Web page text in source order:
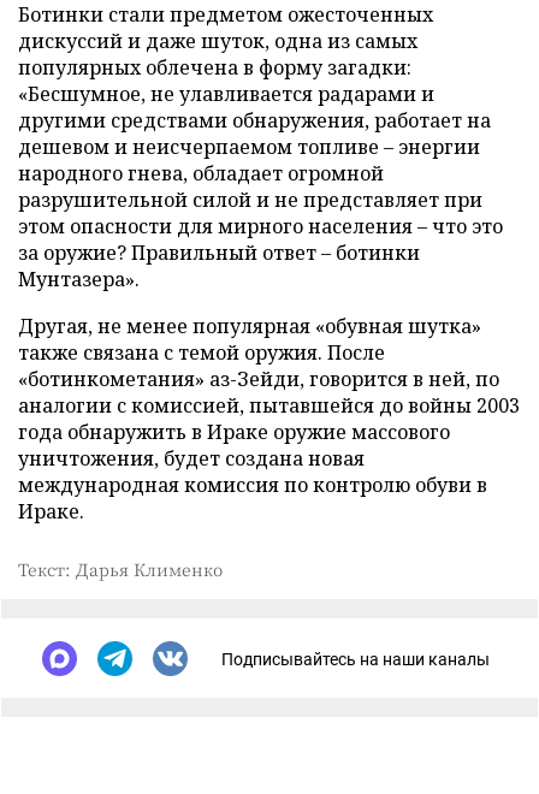
Ботинки стали предметом ожесточенных
дискуссий и даже шуток, одна из самых
популярных облечена в форму загадки:
«Бесшумное, не улавливается радарами и
другими средствами обнаружения, работает на
дешевом и неисчерпаемом топливе – энергии
народного гнева, обладает огромной
разрушительной силой и не представляет при
этом опасности для мирного населения – что это
за оружие? Правильный ответ – ботинки
Мунтазера».
Другая, не менее популярная «обувная шутка»
также связана с темой оружия. После
«ботинкометания» аз-Зейди, говорится в ней, по
аналогии с комиссией, пытавшейся до войны 2003
года обнаружить в Ираке оружие массового
уничтожения, будет создана новая
международная комиссия по контролю обуви в
Ираке.
Текст: Дарья Клименко
Подписывайтесь на наши каналы